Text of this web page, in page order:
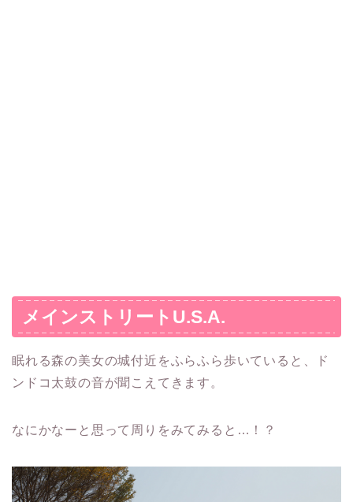
メインストリートU.S.A.
眠れる森の美女の城付近をふらふら歩いていると、ド
ンドコ太鼓の音が聞こえてきます。
なにかなーと思って周りをみてみると…！？